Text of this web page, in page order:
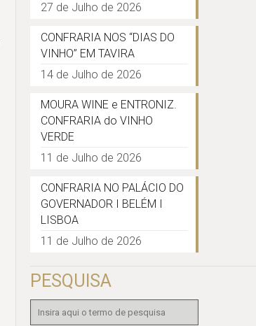
27 de Julho de 2026
CONFRARIA NOS “DIAS DO
VINHO” EM TAVIRA
14 de Julho de 2026
MOURA WINE e ENTRONIZ.
CONFRARIA do VINHO
VERDE
11 de Julho de 2026
CONFRARIA NO PALÁCIO DO
GOVERNADOR I BELÉM I
LISBOA
11 de Julho de 2026
PESQUISA